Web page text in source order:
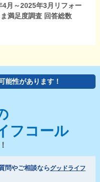
月～2025年3月リフォー
満足度調査 回答総数
能性があります！
フコール
問やご相談ならグッドライフ